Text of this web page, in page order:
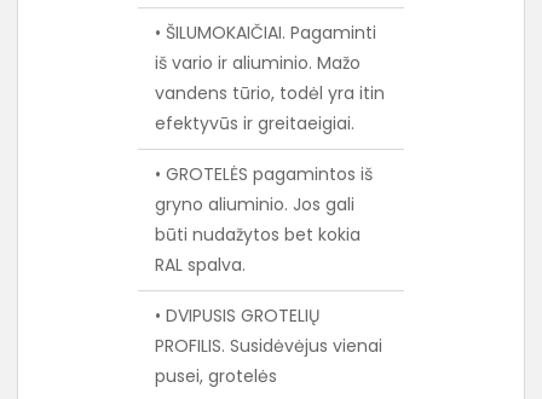
• ŠILUMOKAIČIAI. Pagaminti
iš vario ir aliuminio. Mažo
vandens tūrio, todėl yra itin
efektyvūs ir greitaeigiai.
• GROTELĖS pagamintos iš
gryno aliuminio. Jos gali
būti nudažytos bet kokia
RAL spalva.
• DVIPUSIS GROTELIŲ
PROFILIS. Susidėvėjus vienai
pusei, grotelės